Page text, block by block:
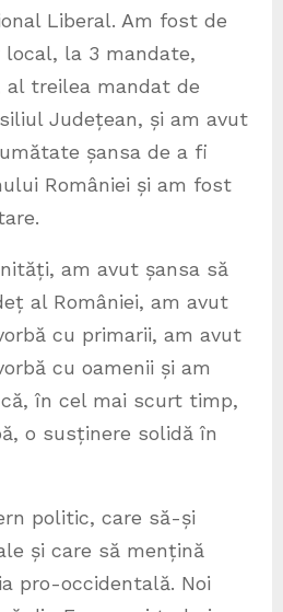
Liberal. Am fost de
la 3 mandate,
al treilea mandat de
Județean, și am avut
șansa de a fi
României și am fost
am avut șansa să
al României, am avut
cu primarii, am avut
cu oamenii și am
în cel mai scurt timp,
o susținere solidă în
politic, care să-și
și care să mențină
pro-occidentală. Noi